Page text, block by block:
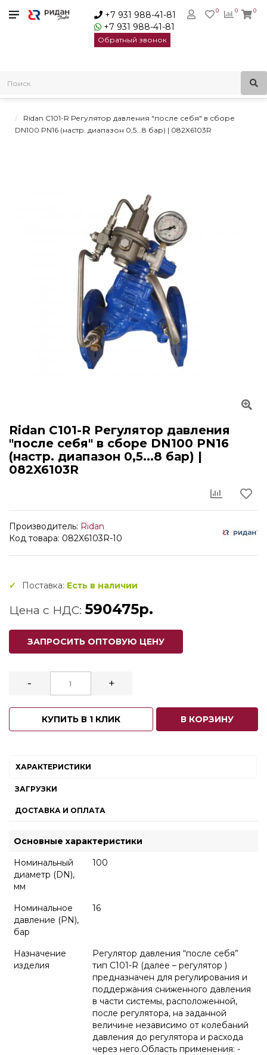
+7 931 988-41-81
+7 931 988-41-81
Обратный звонок
0
0 0
Трубопроводная арматура
Ridan C101-R Регулятор давления "после себя" в сборе
DN100 PN16 (настр. диапазон 0,5...8 бар) | 082X6103R
Ridan C101-R Регулятор давления
"после себя" в сборе DN100 PN16
(настр. диапазон 0,5...8 бар) |
082X6103R
Производитель: Ridan
Код товара: 082X6103R-10
Поставка: Есть в наличии
Цена с НДС: 590475р.
ЗАПРОСИТЬ ОПТОВУЮ ЦЕНУ
- +
КУПИТЬ В 1 КЛИК В КОРЗИНУ
ХАРАКТЕРИСТИКИ
ЗАГРУЗКИ
ДОСТАВКА И ОПЛАТА
Основные характеристики
Номинальный
диаметр (DN),
мм
100
Номинальное
давление (PN),
бар
16
Назначение
изделия
Регулятор давления “после себя”
тип С101-R (далее – регулятор )
предназначен для регулирования и
поддержания сниженного давления
в части системы, расположенной,
после регулятора, на заданной
величине независимо от колебаний
давления до регулятора и расхода
через него.Область применения: -